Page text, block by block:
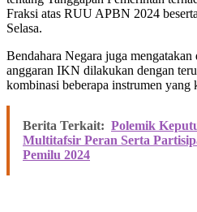
Fraksi atas RUU APBN 2024
Selasa.
Bendahara Negara juga
anggaran IKN dilakukan dengan
kombinasi beberapa instrumen yang
Berita Terkait: Polemik
Multitafsir Peran Serta
Pemilu 2024